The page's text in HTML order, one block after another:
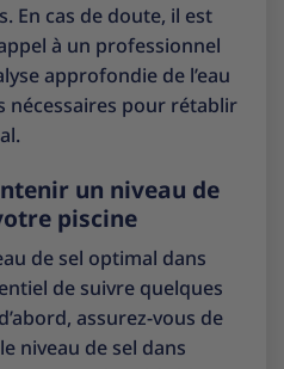
En cas de doute, il est
à un professionnel
approfondie de l’eau
nécessaires pour rétablir
un niveau de
piscine
de sel optimal dans
de suivre quelques
assurez-vous de
niveau de sel dans